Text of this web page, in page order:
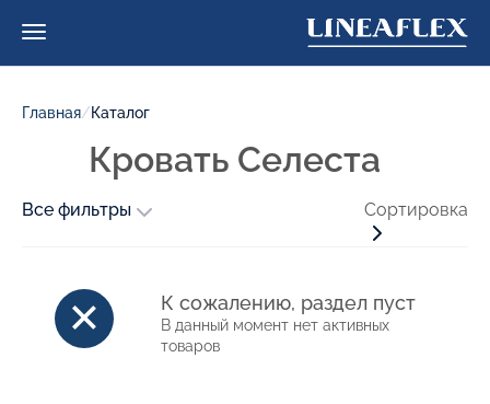
Главная/Каталог
Кровать Селеста
Все фильтры Сортировка
К сожалению, раздел пуст
В данный момент нет активных
товаров